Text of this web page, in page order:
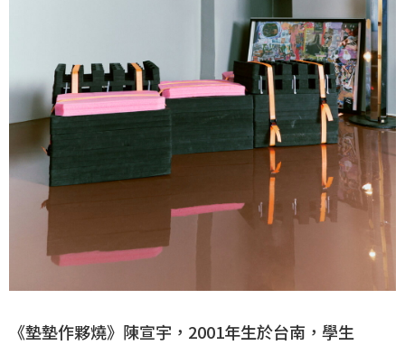
《墊墊作夥燒》陳宣宇，2001年生於台南，學生